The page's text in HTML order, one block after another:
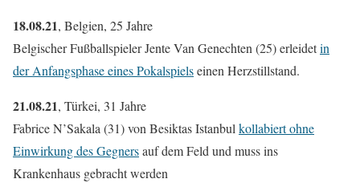
18.08.21, Belgien, 25 Jahre
Belgischer Fußballspieler Jente Van Genechten (25) erleidetin
der Anfangsphase eines Pokalspielseinen Herzstillstand.
21.08.21, Türkei, 31 Jahre
Fabrice N’Sakala (31) von Besiktas Istanbul kollabiert ohne
Einwirkung des Gegnersauf dem Feld und muss ins
Krankenhaus gebracht werden